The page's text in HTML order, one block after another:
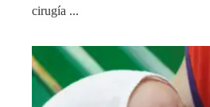
cirugía ...